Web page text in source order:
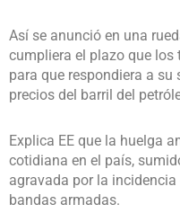
Así se anunció en una
cumpliera el plazo que
para que respondiera a
precios del barril del
Explica EE que la huelga
cotidiana en el país,
agravada por la
bandas armadas.